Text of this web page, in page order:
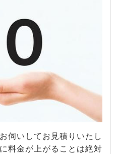
伺いしてお見積りいたし
料金が上がることは絶対